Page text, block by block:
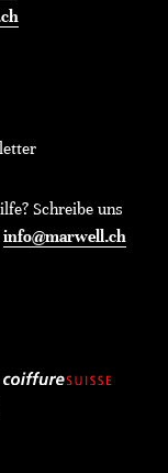
Schreibe uns
info@marwell.ch